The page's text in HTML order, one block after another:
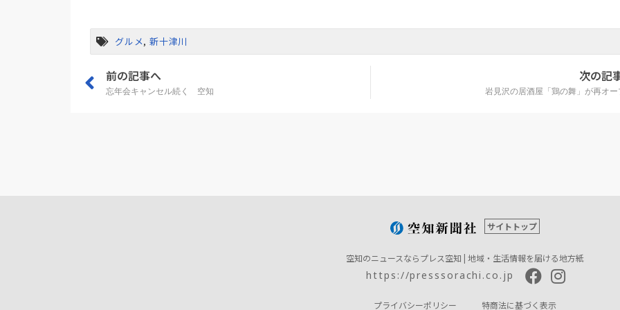
グルメ,新十津川
前の記事へ
忘年会キャンセル続く 空知
次の記
岩見沢の居酒屋「鶏の舞」が再オー
サイトトップ
空知のニュースならプレス空知 | 地域・生活情報を届ける地方紙
https://presssorachi.co.jp
プライバシーポリシー 特商法に基づく表示